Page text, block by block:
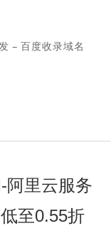
– 百度收录域名
阿里云服务
至0.55折